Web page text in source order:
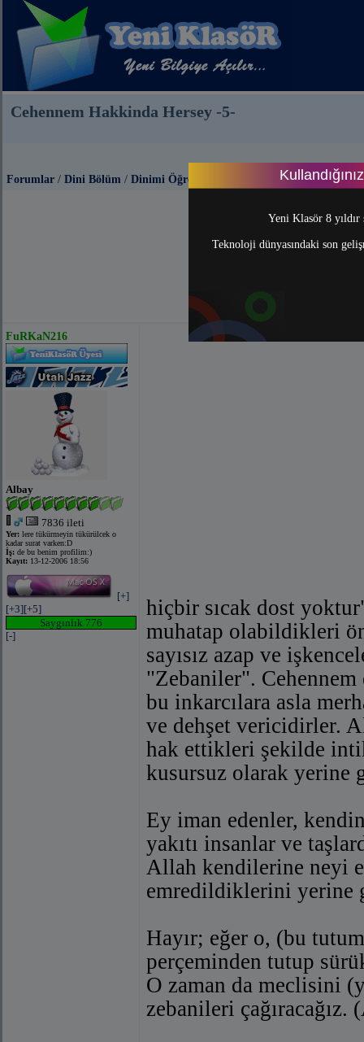
Yeni Klasör 8
Teknoloji dünyasındaki son
Cehennem Hakkinda Hersey -5-
Forumlar / Dini Bölüm / Dinimi Öğreniyorum
FuRKaN216
Albay
7836 ileti
Yer: lere tükürmeyin tükürülcek o
kadar surat varken:D
İş: de bu benim profilim:)
Kayıt: 13-12-2006 18:56
[+]
[+3][+5]
Saygınlık 776
[-]
hiçbir sıcak dost
muhatap olabildikleri
sayısız azap ve
"Zebaniler".
bu inkarcılara asla
ve dehşet vericidirler.
hak ettikleri şekilde
kusursuz olarak yerine
Ey iman edenler,
yakıtı insanlar ve
Allah kendilerine neyi
emredildiklerini yerine
Hayır; eğer o, (bu
perçeminden tutup
O zaman da meclisini
zebanileri